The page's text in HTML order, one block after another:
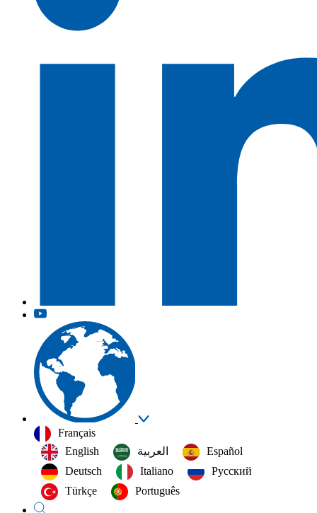
Français
English
العربية‏
Español
Deutsch
Italiano
Русский
Türkçe
Português